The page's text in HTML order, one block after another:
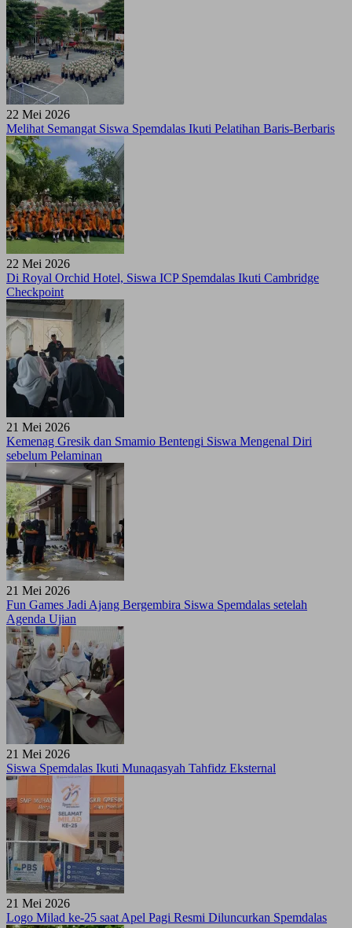
22 Mei 2026
Melihat Semangat Siswa Spemdalas Ikuti Pelatihan Baris-Berbaris
22 Mei 2026
Di Royal Orchid Hotel, Siswa ICP Spemdalas Ikuti Cambridge
Checkpoint
21 Mei 2026
Kemenag Gresik dan Smamio Bentengi Siswa Mengenal Diri
sebelum Pelaminan
21 Mei 2026
Fun Games Jadi Ajang Bergembira Siswa Spemdalas setelah
Agenda Ujian
21 Mei 2026
Siswa Spemdalas Ikuti Munaqasyah Tahfidz Eksternal
21 Mei 2026
Logo Milad ke-25 saat Apel Pagi Resmi Diluncurkan Spemdalas